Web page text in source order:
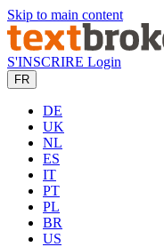
Skip to main content
S'INSCRIRE Login
FR
DE
UK
NL
ES
IT
PT
PL
BR
US